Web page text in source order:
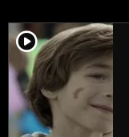
player2